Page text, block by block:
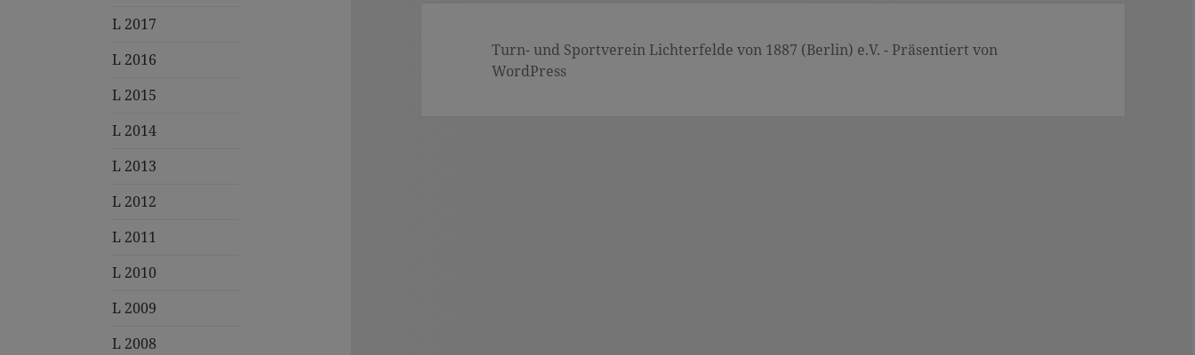
L 2017
L 2016
L 2015
L 2014
L 2013
L 2012
L 2011
L 2010
L 2009
L 2008
Turn- und Sportverein Lichterfelde von 1887 (Berlin) e.V. - Präsentiert von
WordPress